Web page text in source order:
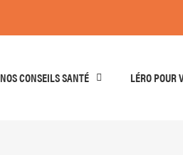
NOS CONSEILS SANTÉ LÉRO POUR